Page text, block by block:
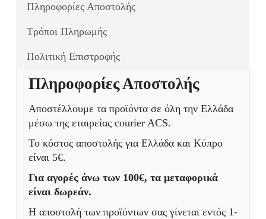
Πληροφορίες Αποστολής
Τρόποι Πληρωμής
Πολιτική Επιστροφής
Πληροφορίες Αποστολής
Αποστέλλουμε τα προϊόντα σε όλη την Ελλάδα
μέσω της εταιρείας courier ACS.
Το κόστος αποστολής για Ελλάδα και Κύπρο
είναι 5€.
Για αγορές άνω των 100€, τα μεταφορικά
είναι δωρεάν.
Η αποστολή των προϊόντων σας γίνεται εντός 1-